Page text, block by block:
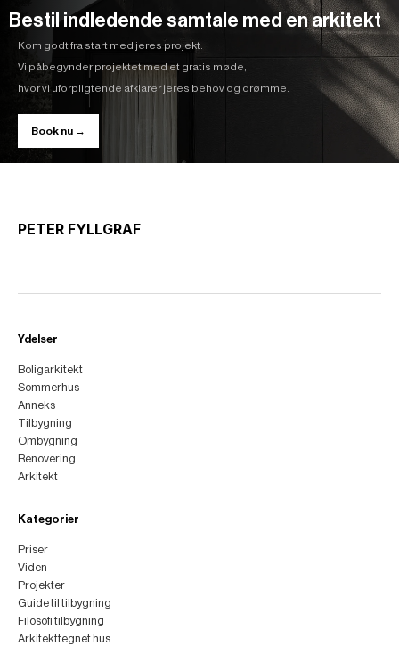
Bestil indledende samtale med en arkitekt
Kom godt fra start med jeres projekt.
Vi påbegynder projektet med et gratis møde,
hvor vi uforpligtende afklarer jeres behov og drømme.
Book nu →
PETER FYLLGRAF
Ydelser
Boligarkitekt
Sommerhus
Anneks
Tilbygning
Ombygning
Renovering
Arkitekt
Kategorier
Priser
Viden
Projekter
Guide til tilbygning
Filosofi tilbygning
Arkitekttegnet hus